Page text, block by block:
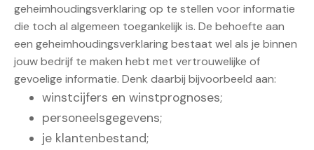
geheimhoudingsverklaring op te stellen voor informatie
die toch al algemeen toegankelijk is. De behoefte aan
een geheimhoudingsverklaring bestaat wel als je binnen
jouw bedrijf te maken hebt met vertrouwelijke of
gevoelige informatie. Denk daarbij bijvoorbeeld aan:
winstcijfers en winstprognoses;
personeelsgegevens;
je klantenbestand;